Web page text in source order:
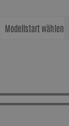
Modellstart wählen